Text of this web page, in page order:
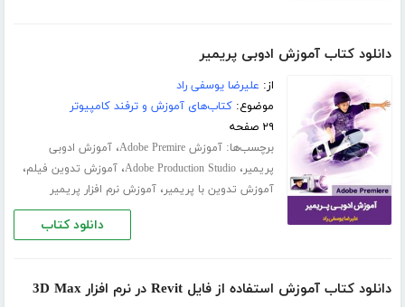
دانلود کتاب آموزش ادوبی پریمیر
از: علیرضا یوسفی راد
موضوع:کتاب‌های آموزش و ترفند کامپیوتر
۲۹ صفحه
برچسب‌ها:آموزش Adobe Premire ،آموزش ادوبی
پریمیر،Adobe Production Studio،آموزش تدوین فیلم،
آموزش تدوین با پریمیر،آموزش نرم افزار پریمیر
دانلود کتاب
دانلود کتاب آموزش استفاده از فایل Revit در نرم افزار 3D Max